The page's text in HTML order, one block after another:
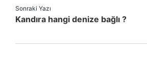
Sonraki Yazı
Kandıra hangi denize bağlı ?